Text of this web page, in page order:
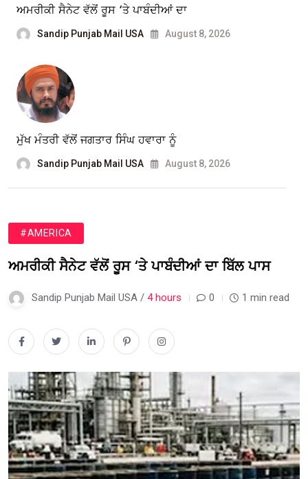
ਅਮਰੀਕੀ ਸੈਨੇਟ ਵੱਲੋਂ ਰੂਸ ‘ਤੇ ਪਾਬੰਦੀਆਂ ਦਾ
Sandip Punjab Mail USA August 8, 2026
ਮੁੱਖ ਮੰਤਰੀ ਵੱਲੋਂ ਜਗਤਾਰ ਸਿੰਘ ਹਵਾਰਾ ਨੂੰ
Sandip Punjab Mail USA August 8, 2026
#AMERICA
ਅਮਰੀਕੀ ਸੈਨੇਟ ਵੱਲੋਂ ਰੂਸ ‘ਤੇ ਪਾਬੰਦੀਆਂ ਦਾ ਬਿੱਲ ਪਾਸ
Sandip Punjab Mail USA / 4 hours 0 1 min read